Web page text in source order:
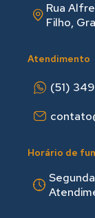
Rua
Filho,
Atendimento
(51)
Horário de
Segunda